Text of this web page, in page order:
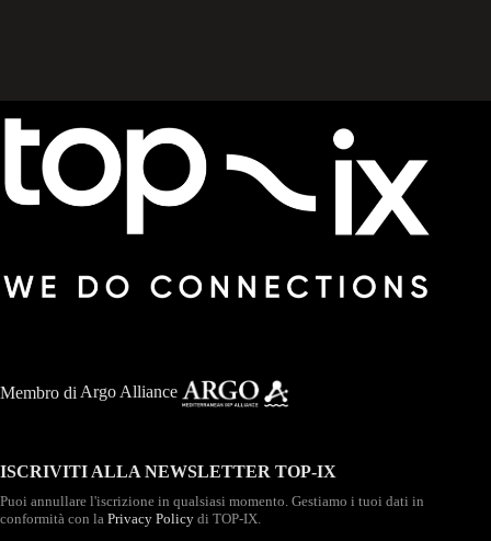
Membro di Argo Alliance
ISCRIVITI ALLA NEWSLETTER TOP-IX
Puoi annullare l'iscrizione in qualsiasi momento. Gestiamo i tuoi dati in
conformità con la Privacy Policy di TOP-IX.